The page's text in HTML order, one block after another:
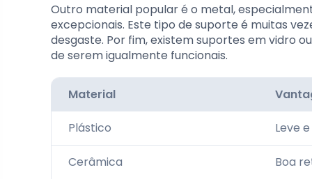
Outro material popular é o metal,
excepcionais. Este tipo de suporte é muitas
desgaste. Por fim, existem suportes em vidro
de serem igualmente funcionais.
Material
Plástico Leve
Cerâmica Boa